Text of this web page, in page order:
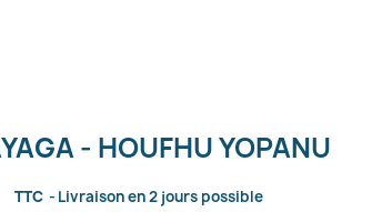
- HOUFHU YOPANU
TTC Livraison en 2 jours possible